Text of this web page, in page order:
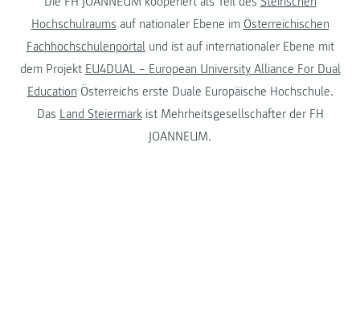
Hochschulraums auf nationaler Ebene im Österreichischen
Fachhochschulenportalund ist auf internationaler Ebene mit
dem Projekt EU4DUAL – European University Alliance For Dual
Education Österreichs erste Duale Europäische Hochschule.
Das Land Steiermarkist Mehrheitsgesellschafter der FH
JOANNEUM.